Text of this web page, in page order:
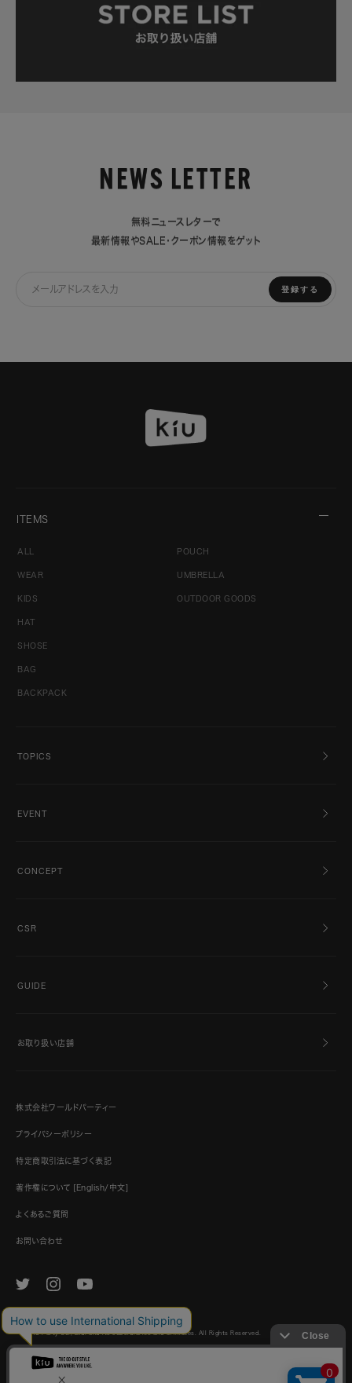
NEWS LETTER
無料ニュースレターで
最新情報やSALE・クーポン情報をゲット
登録する
ITEMS
ALL
WEAR
KIDS
HAT
SHOSE
BAG
BACKPACK
POUCH
UMBRELLA
OUTDOOR GOODS
TOPICS
EVENT
CONCEPT
CSR
GUIDE
お取り扱い店舗
株式会社ワールドパーティー
プライバシーポリシー
特定商取引法に基づく表記
著作権について [English/中文]
よくあるご質問
お問い合わせ
© World Party Co., Ltd. and its subsidiaries and affiliates. All Rights Reserved.